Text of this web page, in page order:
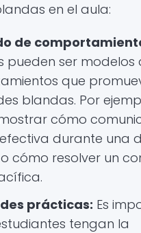
en el aula:
de
pueden ser modelos
que
blandas. Por
cómo
durante una
cómo resolver un
prácticas: Es
tengan la